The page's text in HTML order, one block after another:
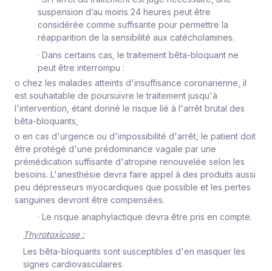
suspension d’au moins 24 heures peut être
considérée comme suffisante pour permettre la
réapparition de la sensibilité aux catécholamines.
· Dans certains cas, le traitement bêta-bloquant ne
peut être interrompu :
o chez les malades atteints d'insuffisance coronarienne, il
est souhaitable de poursuivre le traitement jusqu'à
l'intervention, étant donné le risque lié à l'arrêt brutal des
bêta-bloquants,
o en cas d'urgence ou d'impossibilité d'arrêt, le patient doit
être protégé d'une prédominance vagale par une
prémédication suffisante d'atropine renouvelée selon les
besoins. L'anesthésie devra faire appel à des produits aussi
peu dépresseurs myocardiques que possible et les pertes
sanguines devront être compensées.
· Le risque anaphylactique devra être pris en compte.
Thyrotoxicose :
Les bêta-bloquants sont susceptibles d'en masquer les
signes cardiovasculaires.